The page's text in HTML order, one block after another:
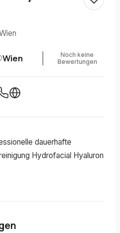
Wien
Noch keine
Bewertungen
dauerhafte
Hydrofacial Hyaluron